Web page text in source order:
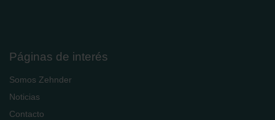
Páginas de interés
Somos Zehnder
Noticias
Contacto